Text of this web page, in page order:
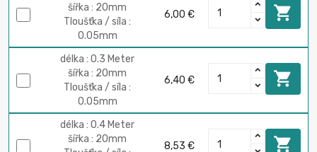
šířka : 20mm
Tloušťka / síla :
0.05mm
6,00 € 
délka : 0.3 Meter
šířka : 20mm
Tloušťka / síla :
0.05mm
6,40 € 
délka : 0.4 Meter
šířka : 20mm
8,53 € 